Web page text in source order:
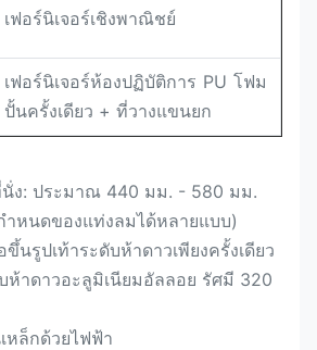
เฟอร์นิเจอร์เชิงพาณิชย์
เฟอร์นิเจอร์ห้องปฏิบัติการ PU โฟม
ปั้นครั้งเดียว + ที่วางแขนยก
นั่ง: ประมาณ 440 มม. - 580 มม.
ำหนดของแท่งลมได้หลายแบบ)
นรูปเท้าระดับห้าดาวเพียงครั้งเดียว
ห้าดาวอะลูมิเนียมอัลลอย รัศมี 320
หล็กด้วยไฟฟ้า